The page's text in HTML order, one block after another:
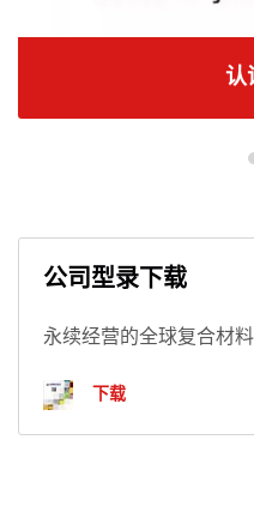
认
公司型录下载
永续经营的全球复合材料
下载